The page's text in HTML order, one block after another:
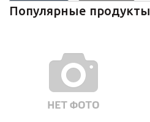
Популярные продукты